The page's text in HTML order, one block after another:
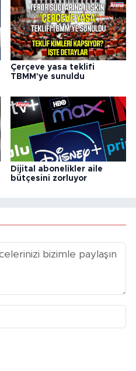
Çerçeve yasa teklifi
TBMM'ye sunuldu
Dijital abonelikler aile
bütçesini zorluyor